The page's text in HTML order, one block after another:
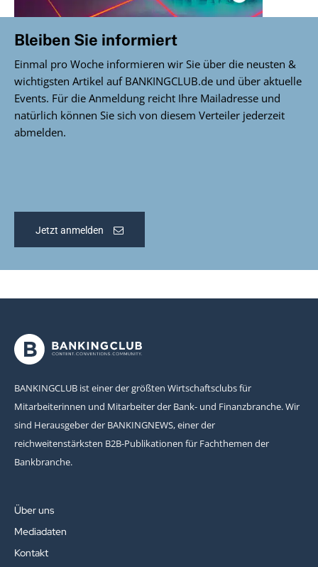
Bleiben Sie informiert
Einmal pro Woche informieren wir Sie über die neusten &
wichtigsten Artikel auf BANKINGCLUB.de und über aktuelle
Events. Für die Anmeldung reicht Ihre Mailadresse und
natürlich können Sie sich von diesem Verteiler jederzeit
abmelden.
Jetzt anmelden
BANKINGCLUB ist einer der größten Wirtschaftsclubs für
Mitarbeiterinnen und Mitarbeiter der Bank- und Finanzbranche. Wir
sind Herausgeber der BANKINGNEWS, einer der
reichweitenstärksten B2B-Publikationen für Fachthemen der
Bankbranche.
Über uns
Mediadaten
Kontakt